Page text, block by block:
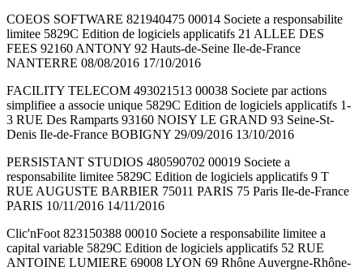
COEOS SOFTWARE 821940475 00014 Societe a responsabilite
limitee 5829C Edition de logiciels applicatifs 21 ALLEE DES
FEES 92160 ANTONY 92 Hauts-de-Seine Ile-de-France
NANTERRE 08/08/2016 17/10/2016
FACILITY TELECOM 493021513 00038 Societe par actions
simplifiee a associe unique 5829C Edition de logiciels applicatifs 1-
3 RUE Des Ramparts 93160 NOISY LE GRAND 93 Seine-St-
Denis Ile-de-France BOBIGNY 29/09/2016 13/10/2016
PERSISTANT STUDIOS 480590702 00019 Societe a
responsabilite limitee 5829C Edition de logiciels applicatifs 9 T
RUE AUGUSTE BARBIER 75011 PARIS 75 Paris Ile-de-France
PARIS 10/11/2016 14/11/2016
Clic'nFoot 823150388 00010 Societe a responsabilite limitee a
capital variable 5829C Edition de logiciels applicatifs 52 RUE
ANTOINE LUMIERE 69008 LYON 69 Rhône Auvergne-Rhône-